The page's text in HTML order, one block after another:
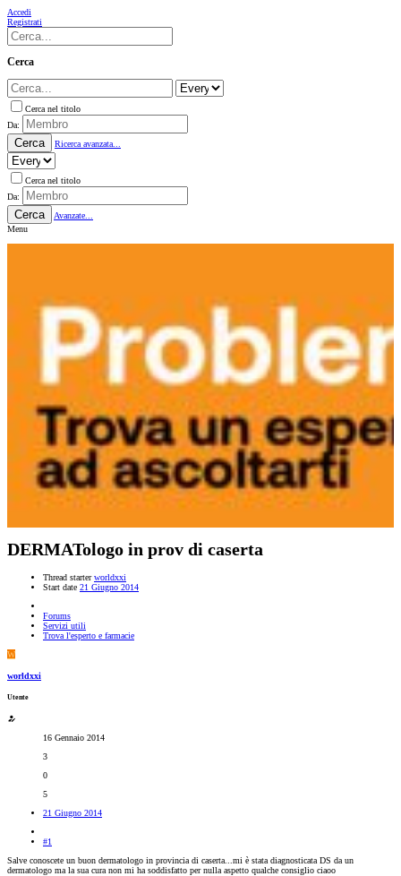
Accedi
Registrati
Cerca
Cerca nel titolo
Da:
Cerca Ricerca avanzata...
Cerca nel titolo
Da:
Cerca
Avanzate...
Menu
DERMATologo in prov di caserta
Thread starter worldxxi
Start date 21 Giugno 2014
Forums
Servizi utili
Trova l'esperto e farmacie
W
worldxxi
Utente
16 Gennaio 2014
3
0
5
21 Giugno 2014
#1
Salve conoscete un buon dermatologo in provincia di caserta...mi è stata diagnosticata DS da un
dermatologo ma la sua cura non mi ha soddisfatto per nulla aspetto qualche consiglio ciaoo